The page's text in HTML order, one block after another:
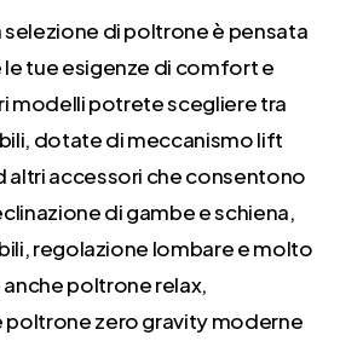
selezione di poltrone è pensata
tue esigenze di comfort e
modelli potrete scegliere tra
dotate di meccanismo lift
altri accessori che consentono
di gambe e schiena,
regolazione lombare e molto
poltrone relax,
poltrone zero gravity moderne